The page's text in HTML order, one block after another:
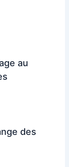
au
des